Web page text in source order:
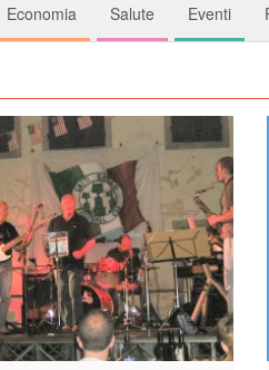
Economia Salute Eventi